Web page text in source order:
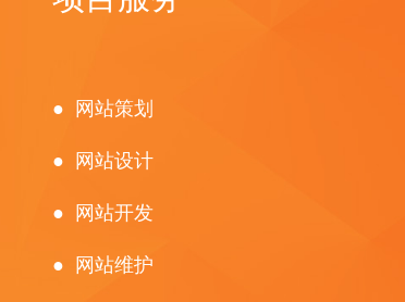
● 网站策划
● 网站设计
● 网站开发
● 网站维护